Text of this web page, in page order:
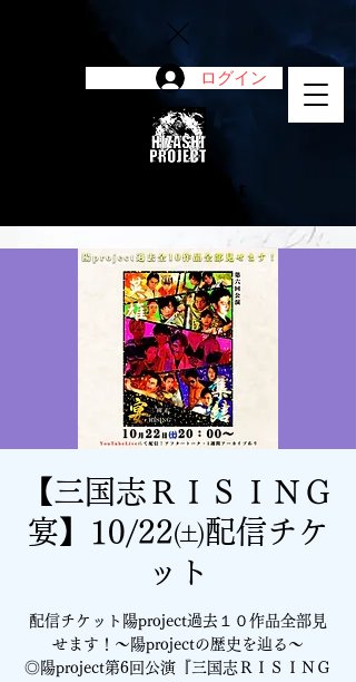
ログイン
陽project
【三国志ＲＩＳＩＮＧ
宴】10/22㈯配信チケ
ット
配信チケット陽project過去１０作品全部見
せます！～陽projectの歴史を辿る～
◎陽project第6回公演『三国志ＲＩＳＩＮＧ